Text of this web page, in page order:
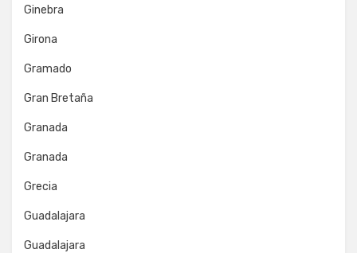
Ginebra
Girona
Gramado
Gran Bretaña
Granada
Granada
Grecia
Guadalajara
Guadalajara